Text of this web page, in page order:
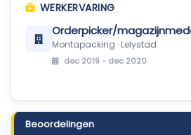
WERKERVARING
Orderpicker/
Montapacking · Lelystad
dec 2019 - dec 2020
Beoordelingen